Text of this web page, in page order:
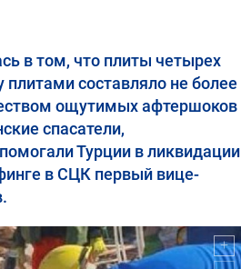
в том, что плиты четырех
составляло не более
ощутимых афтершоков
спасатели,
Турции в ликвидации
в СЦК первый вице-